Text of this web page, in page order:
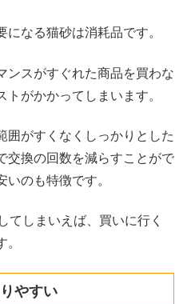
なる猫砂は消耗品です。
ンスがすぐれた商品を買わな
がかかってしまいます。
囲がすくなくしっかりとした
交換の回数を減らすことがで
いのも特徴です。
てしまいえば、買いに行く
やすい